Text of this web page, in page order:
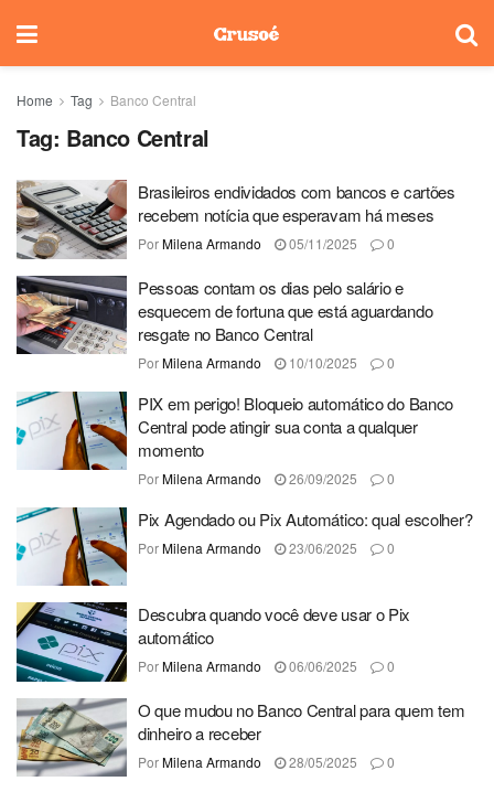
Home Tag Banco Central
Tag: Banco Central
Brasileiros endividados com bancos e cartões
recebem notícia que esperavam há meses
PorMilena Armando 05/11/2025 0
Pessoas contam os dias pelo salário e
esquecem de fortuna que está aguardando
resgate no Banco Central
PorMilena Armando 10/10/2025 0
PIX em perigo! Bloqueio automático do Banco
Central pode atingir sua conta a qualquer
momento
PorMilena Armando 26/09/2025 0
Pix Agendado ou Pix Automático: qual escolher?
PorMilena Armando 23/06/2025 0
Descubra quando você deve usar o Pix
automático
PorMilena Armando 06/06/2025 0
O que mudou no Banco Central para quem tem
dinheiro a receber
PorMilena Armando 28/05/2025 0